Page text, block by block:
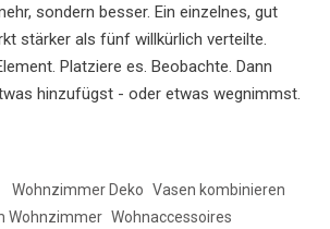
sondern besser. Ein einzelnes, gut
stärker als fünf willkürlich verteilte.
Platziere es. Beobachte. Dann
hinzufügst - oder etwas wegnimmst.
Wohnzimmer Deko Vasen kombinieren
Wohnzimmer Wohnaccessoires